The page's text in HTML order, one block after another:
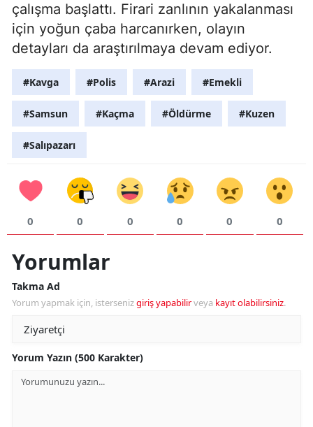
çalışma başlattı. Firari zanlının yakalanması
için yoğun çaba harcanırken, olayın
detayları da araştırılmaya devam ediyor.
#Kavga #Polis #Arazi #Emekli
#Samsun #Kaçma #Öldürme #Kuzen
#Salıpazarı
0 0 0 0 0 0
Yorumlar
Takma Ad
Yorum yapmak için, istersenizgiriş yapabilirveya kayıt olabilirsiniz.
Yorum Yazın (500 Karakter)